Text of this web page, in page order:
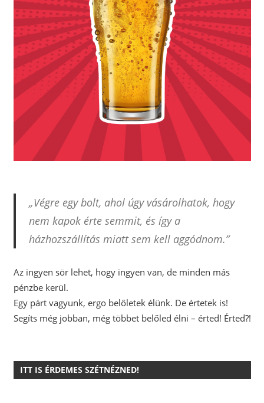
„Végre egy bolt, ahol úgy vásárolhatok, hogy
nem kapok érte semmit, és így a
házhozszállítás miatt sem kell aggódnom.”
Az ingyen sör lehet, hogy ingyen van, de minden más
pénzbe kerül.
Egy párt vagyunk, ergo belőletek élünk. De értetek is!
Segíts még jobban, még többet belőled élni – érted! Érted?!
ITT IS ÉRDEMES SZÉTNÉZNED!